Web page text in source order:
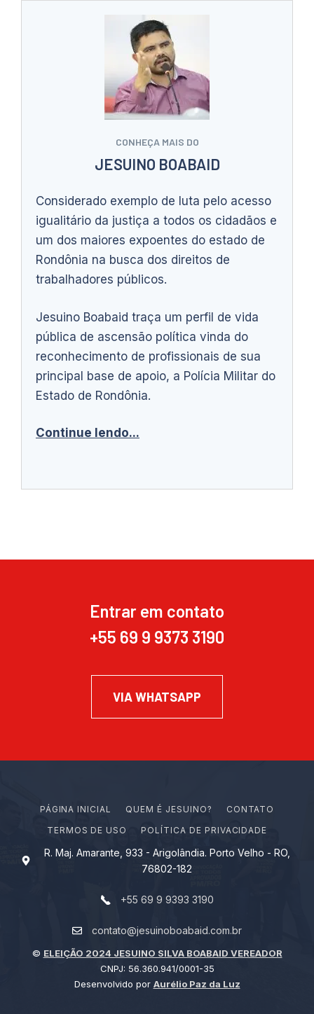
CONHEÇA MAIS DO
JESUINO BOABAID
Considerado exemplo de luta pelo acesso
igualitário da justiça a todos os cidadãos e
um dos maiores expoentes do estado de
Rondônia na busca dos direitos de
trabalhadores públicos.
Jesuino Boabaid traça um perfil de vida
pública de ascensão política vinda do
reconhecimento de profissionais de sua
principal base de apoio, a Polícia Militar do
Estado de Rondônia.
Continue lendo...
Entrar em contato
+55 69 9 9373 3190
VIA WHATSAPP
PÁGINA INICIAL Q U EM É J ES U I N O?
CONTATO
TERMOS DE USO
POLÍTICA DE PRIVACIDADE
R. Maj. Amarante, 933 - Arigolândia. Porto Velho - RO,
76802-182
+55 69 9 9393 3190
contato@jesuinoboabaid.com.br
© ELEIÇÃO 2024 JESUINO SILVA BOABAID VEREADOR
CNPJ: 56.360.941/0001-35
Desenvolvido por Aurélio Paz da Luz